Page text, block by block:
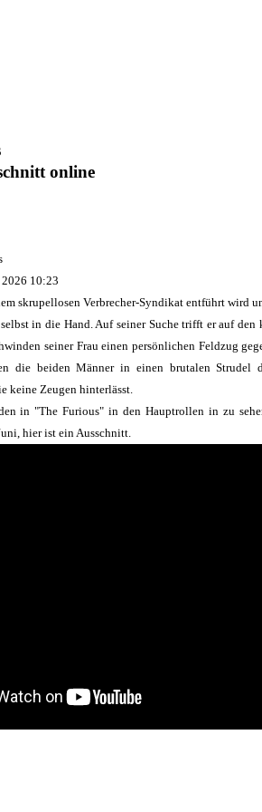
online
10:23
skrupellosen Verbrecher-Syndikat entführt wird
in die Hand. Auf seiner Suche trifft er auf den
seiner Frau einen persönlichen Feldzug
die beiden Männer in einen brutalen
keine Zeugen hinterlässt.
in "The Furious" in den Hauptrollen in zu
hier ist ein Ausschnitt.